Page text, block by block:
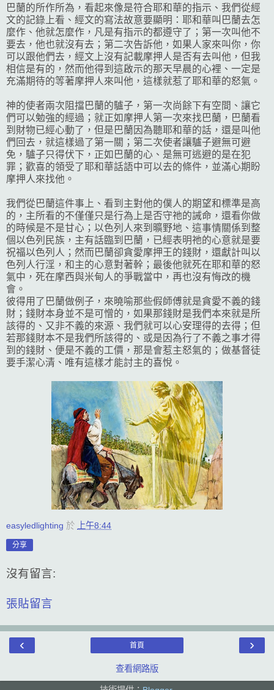
巴蘭的所作所為，看起來像是符合耶和華的指示、我們從經
文的記錄上看、經文的寫法故意要顯明：耶和華叫巴蘭去怎
麼作、他就怎麼作，凡是有指示的都遵守了；第一次叫他不
要去，他也就沒有去；第二次告訴他，如果人家來叫你，你
可以跟他們去，經文上沒有記載摩押人是否有去叫他，但我
相信是有的，然而他得到這啟示的那天早晨的心裡、一定是
充滿期待的等著摩押人來叫他，這樣就惹了耶和華的怒氣。
神的使者兩次阻擋巴蘭的驢子，第一次尚餘下有空間、讓它
們可以勉強的經過；就正如摩押人第一次來找巴蘭，巴蘭看
到財物已經心動了，但是巴蘭因為聽耶和華的話，還是叫他
們回去，就這樣過了第一關；第二次使者讓驢子避無可避
免，驢子只得伏下，正如巴蘭的心、是無可逃避的是在犯
罪；歡喜的領受了耶和華話語中可以去的條件，並滿心期盼
摩押人來找他。
我們從巴蘭這件事上、看到主對他的僕人的期望和標準是高
的，主所看的不僅僅只是行為上是否守祂的誡命，還看你做
的時候是不是甘心；以色列人來到曠野地、這事情關係到整
個以色列民族，主有話臨到巴蘭，已經表明祂的心意就是要
祝福以色列人；然而巴蘭卻貪愛摩押王的錢財，還獻計叫以
色列人行淫，和主的心意對著幹；最後他就死在耶和華的怒
氣中，死在摩西與米甸人的爭戰當中，再也沒有悔改的機
會。
彼得用了巴蘭做例子，來曉喻那些假師傅就是貪愛不義的錢
財；錢財本身並不是可憎的，如果那錢財是我們本來就是所
該得的、又非不義的來源、我們就可以心安理得的去得；但
若那錢財本不是我們所該得的、或是因為行了不義之事才得
到的錢財、便是不義的工價，那是會惹主怒氣的；做基督徒
要手潔心清、唯有這樣才能討主的喜悅。
easyledlighting 於 上午8:44
分享
沒有留言:
張貼留言
‹ ›
首頁
查看網路版